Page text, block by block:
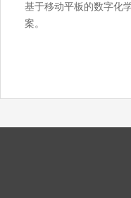
基于移动平板的数字化
案。